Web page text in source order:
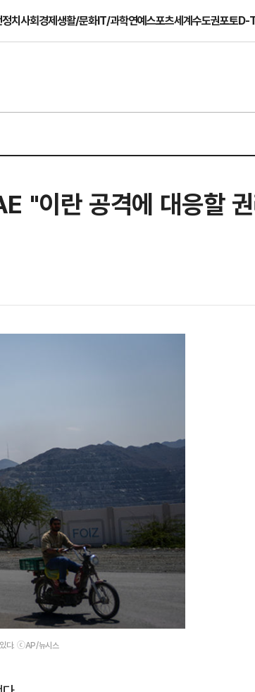
정치사회경제생활/문화IT/과학연예스포츠세계수도권포토D-
"이란 공격에 대응할
있다. ⓒAP/뉴시스
개
2
제로 갈 가능성 있나…범인의
3
1236회 로또 1등 당첨번호
'12·18·21·29·34·38'번…1등
어디?
4
"출근길에 우연히 복권 샀는
원 당첨자 사연은?
5
자본시장법 위반 의혹